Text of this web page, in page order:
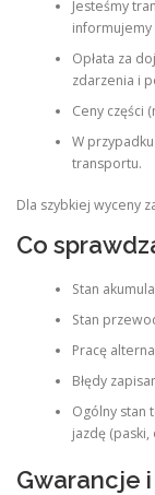
Jesteśmy
informujemy
Opłata za
zdarzenia i
Ceny części
W
transportu.
Dla szybkiej wyceny
Co
Stan
Stan
Pracę
Błędy
Ogólny stan
jazdę
Gwarancje